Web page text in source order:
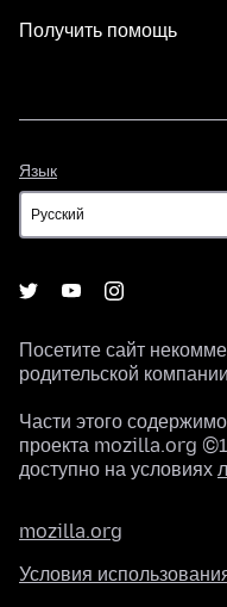
Получить помощь
Язык
Посетите сайт
родительской
Части этого
проекта mozilla.org
доступно на условиях
mozilla.org
Условия